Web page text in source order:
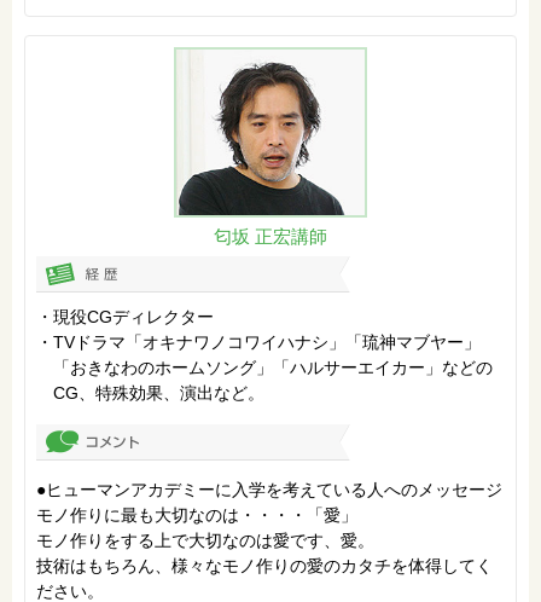
匂坂 正宏講師
現役CGディレクター
TVドラマ「オキナワノコワイハナシ」「琉神マブヤー」
「おきなわのホームソング」「ハルサーエイカー」などの
CG、特殊効果、演出など。
●ヒューマンアカデミーに入学を考えている人へのメッセージ
モノ作りに最も大切なのは・・・・「愛」
モノ作りをする上で大切なのは愛です、愛。
技術はもちろん、様々なモノ作りの愛のカタチを体得してく
ださい。